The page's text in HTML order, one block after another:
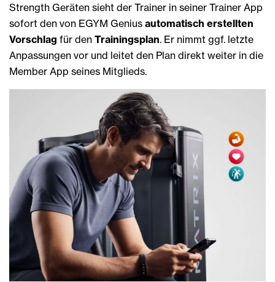
Strength Geräten sieht der Trainer in seiner Trainer App
sofort den von EGYM Genius automatisch erstellten
Vorschlag für den Trainingsplan. Er nimmt ggf. letzte
Anpassungen vor und leitet den Plan direkt weiter in die
Member App seines Mitglieds.